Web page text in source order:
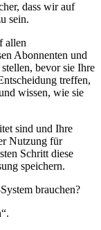
dass wir auf
sein.
allen
Abonnenten und
bevor sie Ihre
treffen,
wissen, wie sie
sind und Ihre
Nutzung für
Schritt diese
speichern.
brauchen?
“.